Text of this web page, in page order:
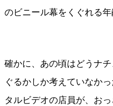
のビニール幕をくぐれる年
確かに、あの頃はどうナ
ぐるかしか考えていなか
タルビデオの店員が、お